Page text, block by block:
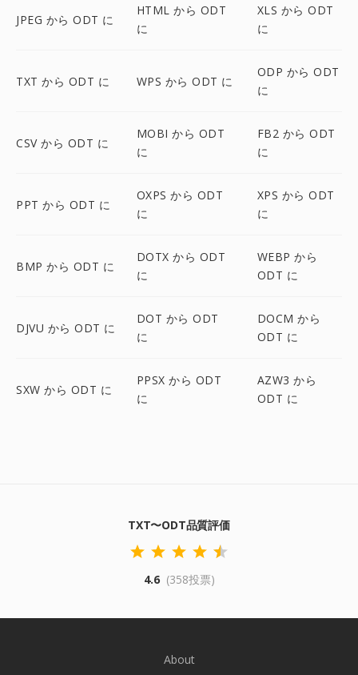
JPEG から ODT に
HTML から ODT
に
XLS から ODT
に
TXT から ODT に WPS から ODT に
ODP から ODT
に
CSV から ODT に
MOBI から ODT
に
FB2 から ODT
に
PPT から ODT に
OXPS から ODT
に
XPS から ODT
に
BMP から ODT に
DOTX から ODT
に
WEBP から
ODT に
DJVU から ODT に
DOT から ODT
に
DOCM から
ODT に
SXW から ODT に
PPSX から ODT
に
AZW3 から
ODT に
TXT〜ODT品質評価
4.6 (358投票)
About